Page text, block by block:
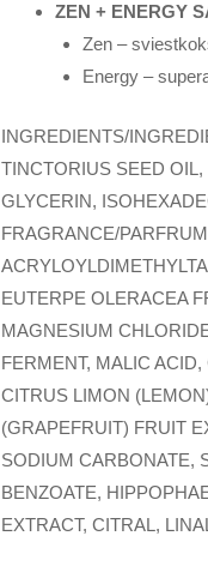
ZEN + ENERGY
Zen –
Energy –
INGREDIENTS/
TINCTORIUS SEED
GLYCERIN,
FRAGRANCE/
EUTERPE OLERACEA
MAGNESIUM
FERMENT, MALIC
CITRUS LIMON
(GRAPEFRUIT) FRUIT
SODIUM CARBONATE,
BENZOATE,
EXTRACT, CITRAL,